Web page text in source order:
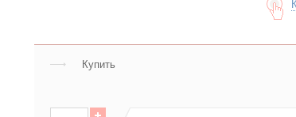
Купить